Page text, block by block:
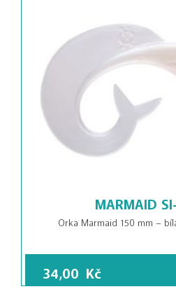
MARMAID
Orka Marmaid 150 mm –
34,00 Kč